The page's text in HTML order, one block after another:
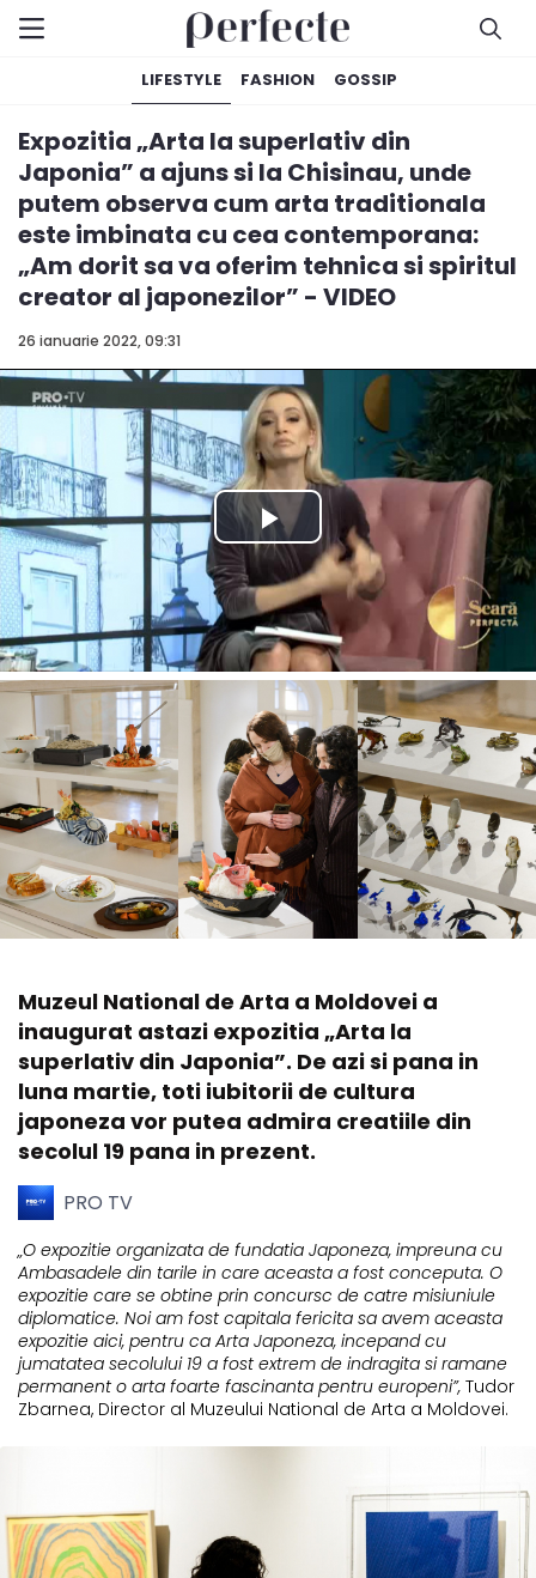
LIFESTYLE FASHION GOSSIP
26 ianuarie 2022, 09:31
Expozitia „Arta la superlativ din
Japonia” a ajuns si la Chisinau, unde
putem observa cum arta traditionala
este imbinata cu cea contemporana:
„Am dorit sa va oferim tehnica si spiritul
creator al japonezilor” - VIDEO
Muzeul National de Arta a Moldovei a
inaugurat astazi expozitia „Arta la
superlativ din Japonia”. De azi si pana in
luna martie, toti iubitorii de cultura
japoneza vor putea admira creatiile din
secolul 19 pana in prezent.
PRO TV
„O expozitie organizata de fundatia Japoneza, impreuna cu
Ambasadele din tarile in care aceasta a fost conceputa. O
expozitie care se obtine prin concursc de catre misiuniule
diplomatice. Noi am fost capitala fericita sa avem aceasta
expozitie aici, pentru ca Arta Japoneza, incepand cu
jumatatea secolului 19 a fost extrem de indragita si ramane
permanent o arta foarte fascinanta pentru europeni”, Tudor
Zbarnea, Director al Muzeului National de Arta a Moldovei.